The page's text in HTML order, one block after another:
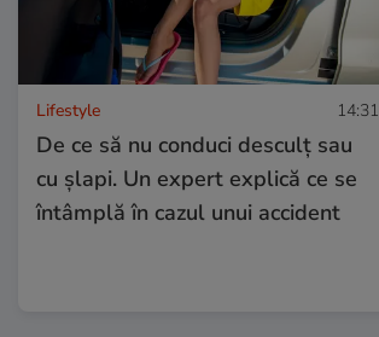
Lifestyle 14:31
De ce să nu conduci desculț sau
cu șlapi. Un expert explică ce se
întâmplă în cazul unui accident